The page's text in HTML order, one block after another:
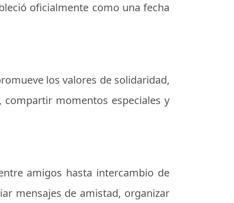
oficialmente como una fecha
los valores de solidaridad,
momentos especiales y
amigos hasta intercambio de
mensajes de amistad, organizar